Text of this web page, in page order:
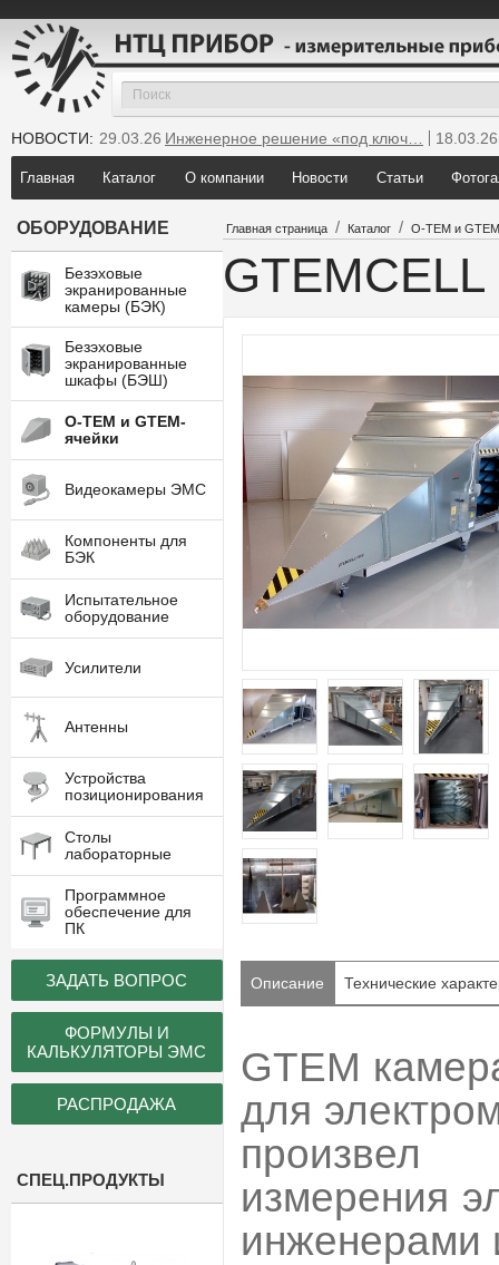
НОВОСТИ: 29.03.26 Инженерное решение «под ключ…
18.03.26
25.12.25Мы инсталлировали новую GTEM…
Главная Каталог О компании Новости Статьи
ОБОРУДОВАНИЕ
Безэховые
экранированные
камеры (БЭК)
Безэховые
экранированные
шкафы (БЭШ)
O-TEM и GTEM-
ячейки
Видеокамеры ЭМС
Компоненты для
БЭК
Испытательное
оборудование
Усилители
Антенны
Устройства
позиционирования
Столы
лабораторные
Программное
обеспечение для
ПК
ЗАДАТЬ ВОПРОС
ФОРМУЛЫ И
КАЛЬКУЛЯТОРЫ ЭМС
РАСПРОДАЖА
СПЕЦ.ПРОДУКТЫ
Главная страница / Каталог / O-TEM и
Описание Технические
GTEM
для
измерения
инженерами